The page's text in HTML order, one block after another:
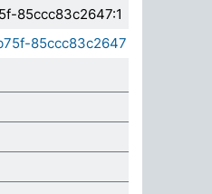
85ccc83c2647:1
85ccc83c2647